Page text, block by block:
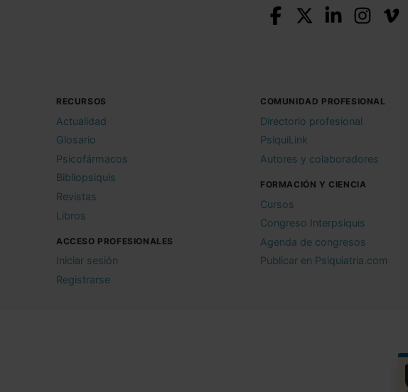
RECURSOS
Actualidad
Glosario
Psicofármacos
Bibliopsiquis
Revistas
Libros
ACCESO PROFESIONALES
Iniciar sesión
Registrarse
COMUNIDAD PROFESIONAL
Directorio profesional
PsiquiLink
Autores y colaboradores
FORMACIÓN Y CIENCIA
Cursos
Congreso Interpsiquis
Agenda de congresos
Publicar en Psiquiatria.com